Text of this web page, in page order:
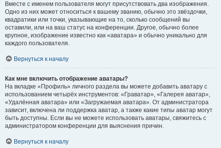
Вместе с именем пользователя могут присутствовать два изображения.
Одно из них может относиться к вашему званию, обычно это звёздочки,
квадратики или точки, указывающие на то, сколько сообщений вы
оставили, или на ваш статус на конференции. Другое, обычно более
крупное, изображение известно как «аватара» и обычно уникально для
каждого пользователя.
Вернуться к началу
Как мне включить отображение аватары?
На вкладке «Профиль» личного раздела вы можете добавить аватару с
использованием четырёх инструментов: «Граватар», «Галерея аватар»,
«Удалённая аватара» или «Загружаемая аватара». От администратора
зависит, включена ли поддержка аватар, а также какие типы аватар могут
быть доступны. Если вы не можете использовать аватары, свяжитесь с
администратором конференции для выяснения причин.
Вернуться к началу